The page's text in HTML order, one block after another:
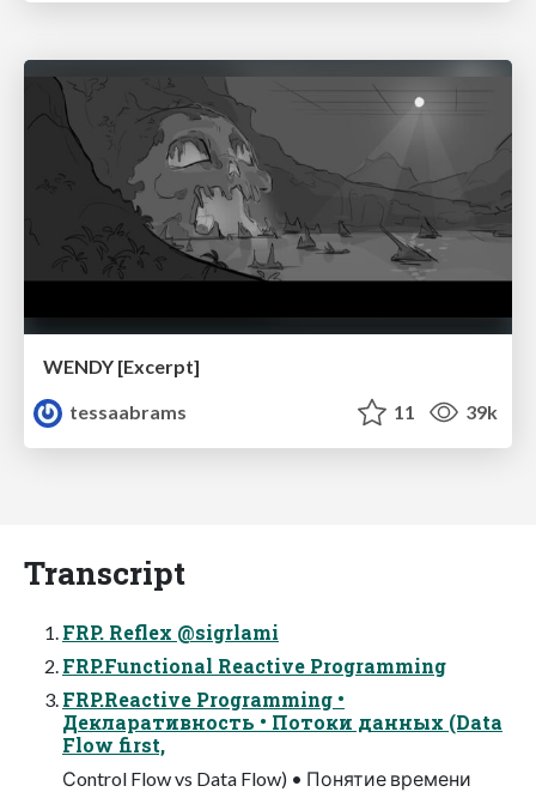
WENDY [Excerpt]
tessaabrams
11 39k
Transcript
FRP. Reflex @sigrlami
FRP.Functional Reactive Programming
FRP.Reactive Programming •
Декларативность • Потоки данных (Data
Flow first,
Сontrol Flow vs Data Flow) • Понятие времени